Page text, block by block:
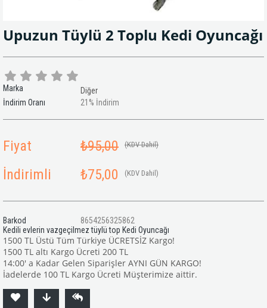
Upuzun Tüylü 2 Toplu Kedi Oyuncağı
Marka
Diğer
İndirim Oranı
%
21 İndirim
Fiyat ₺95,00 (KDV Dahil)
İndirimli ₺75,00 (KDV Dahil)
Barkod
8654256325862
Kedili evlerin vazgeçilmez tüylü top Kedi Oyuncağı
1500 TL Üstü Tüm Türkiye ÜCRETSİZ Kargo!
1500 TL altı Kargo Ücreti 200 TL
14:00' a Kadar Gelen Siparişler AYNI GÜN KARGO!
İadelerde 100 TL Kargo Ücreti Müşterimize aittir.